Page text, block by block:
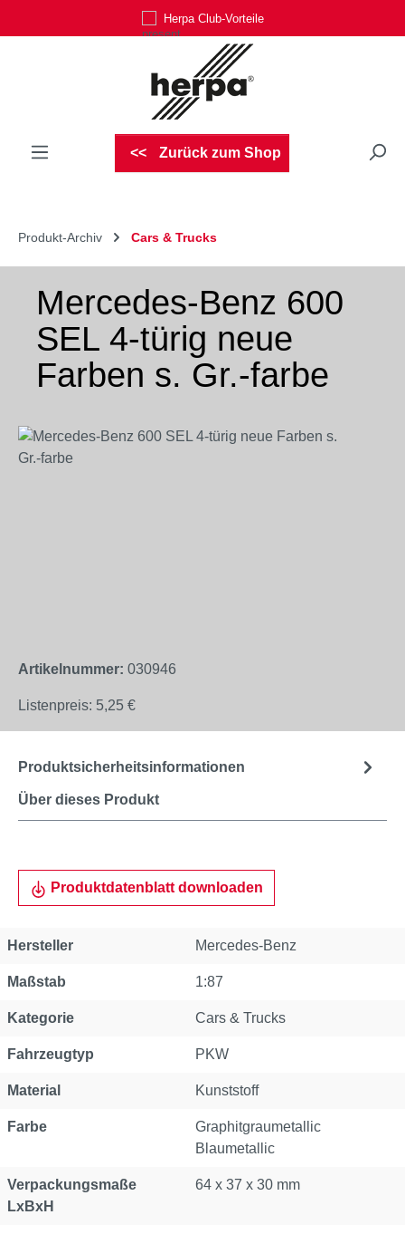
Zum Hauptinhalt springenHerpa Club-Vorteile
Zurück zum Shop
Produkt-Archiv Cars & Trucks
Mercedes-Benz 600
SEL 4-türig neue
Farben s. Gr.-farbe
Bildergalerie überspringen
Artikelnummer: 030946
Listenpreis: 5,25 €
Über dieses Produkt
Produktsicherheitsinformationen
Produktdatenblatt downloaden
Hersteller Mercedes-Benz
Maßstab 1:87
Kategorie Cars & Trucks
Fahrzeugtyp PKW
Material Kunststoff
Farbe
Graphitgraumetallic
Blaumetallic
Verpackungsmaße
LxBxH
64 x 37 x 30 mm